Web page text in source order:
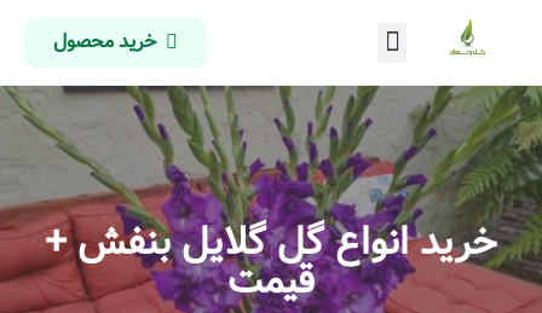
خرید محصول
خرید انواع گل گلایل بنفش +
قیمت